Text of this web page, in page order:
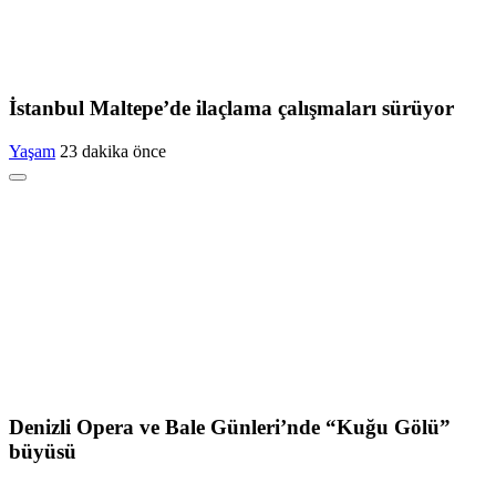
İstanbul Maltepe’de ilaçlama çalışmaları sürüyor
Yaşam 23 dakika önce
Denizli Opera ve Bale Günleri’nde “Kuğu Gölü”
büyüsü